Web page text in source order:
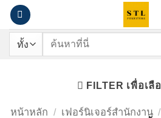
ข้าม
เนื้อหา
ค้นหา:
เก้าอี้พล
หน้าหลัก / เฟอร์นิเจอร์สำนักงาน /
FILTER เพื่อเลื